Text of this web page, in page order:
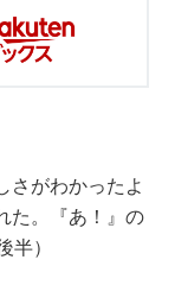
さがわかったよ
た。『あ！』の
）